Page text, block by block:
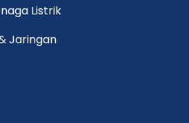
Listrik
Jaringan